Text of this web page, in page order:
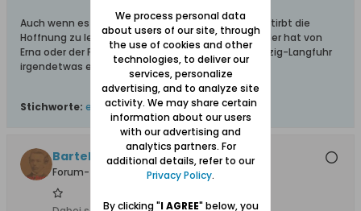
Auch wenn es eine Stecknadel im Heuhaufen ist, stirbt die
Hoffnung zu letzt. Vielleicht kennt jemand Erich oder hat von
Erna oder der Familie Paluchowski/ Pahlke aus Danzig-Langfuhr
irgendetwas erzählt bekommen.
Stichworte: erich,langfuhr,pahlke,paluchowski
Bartels
Forum-Teilnehmer
We process personal data
about users of our site, through
the use of cookies and other
technologies, to deliver our
services, personalize
advertising, and to analyze site
activity. We may share certain
information about our users
with our advertising and
analytics partners. For
additional details, refer to our
Privacy Policy.
By clicking "I AGREE" below, you